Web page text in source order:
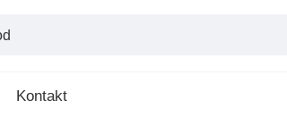
Kontakt